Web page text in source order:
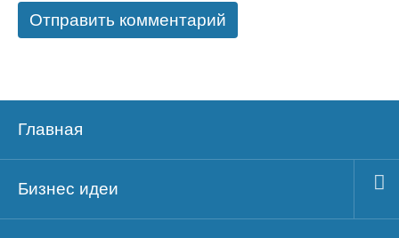
Главная
Бизнес идеи